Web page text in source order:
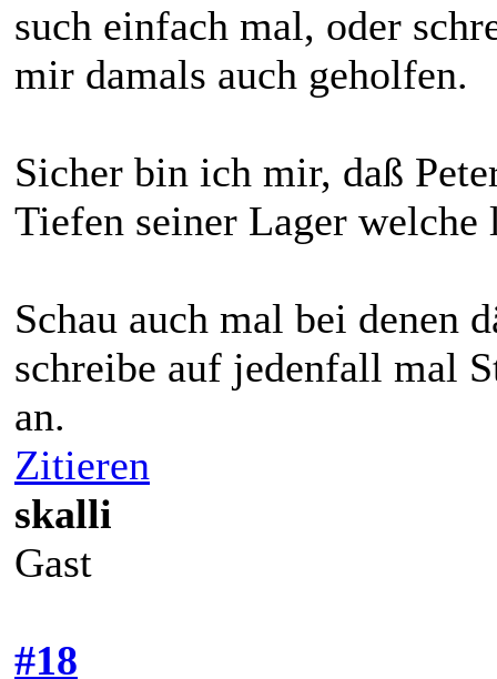
such einfach mal, oder
mir damals auch geholfen.
Sicher bin ich mir, daß
Tiefen seiner Lager welche
Schau auch mal bei denen
schreibe auf jedenfall mal
an.
Zitieren
skalli
Gast
#18